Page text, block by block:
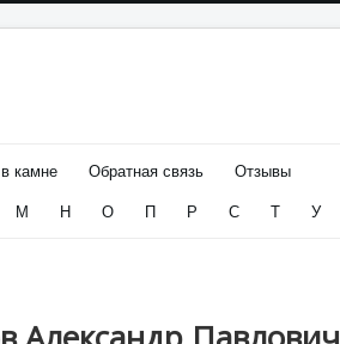
камне Обратная связь
Отзывы
М Н О П Р С Т У